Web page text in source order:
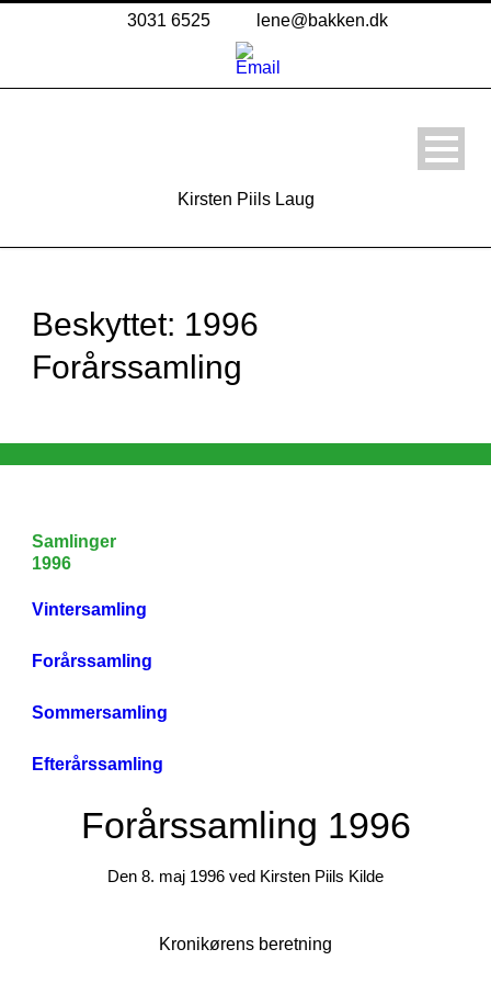
3031 6525 lene@bakken.dk
Kirsten Piils Laug
Beskyttet: 1996
Forårssamling
Samlinger
1996
Vintersamling
Forårssamling
Sommersamling
Efterårssamling
Forårssamling 1996
Den 8. maj 1996 ved Kirsten Piils Kilde
Kronikørens beretning